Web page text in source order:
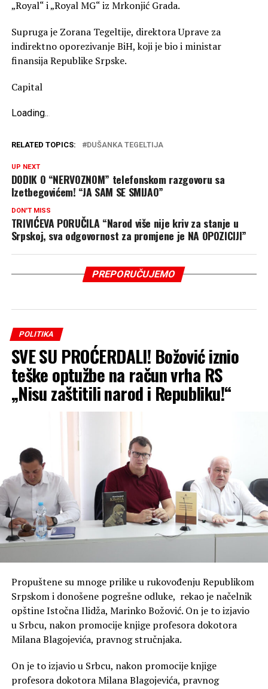
„Royal“ i „Royal MG“ iz Mrkonjić Grada.
Supruga je Zorana Tegeltije, direktora Uprave za
indirektno oporezivanje BiH, koji je bio i ministar
finansija Republike Srpske.
Capital
Loading...
RELATED TOPICS: DUŠANKA TEGELTIJA
UP NEXT
DODIK O “NERVOZNOM” telefonskom razgovoru sa
Izetbegovićem! “JA SAM SE SMIJAO”
DON'T MISS
TRIVIĆEVA PORUČILA “Narod više nije kriv za stanje u
Srpskoj, sva odgovornost za promjene je NA OPOZICIJI”
PREPORUČUJEMO
POLITIKA
SVE SU PROĆERDALI! Božović iznio
teške optužbe na račun vrha RS
„Nisu zaštitili narod i Republiku!“
Propuštene su mnoge prilike u rukovođenju Republikom
Srpskom i donošene pogrešne odluke, rekao je načelnik
opštine Istočna Ilidža, Marinko Božović. On je to izjavio
u Srbcu, nakon promocije knjige profesora dokotora
Milana Blagojevića, pravnog stručnjaka.
On je to izjavio u Srbcu, nakon promocije knjige
profesora dokotora Milana Blagojevića, pravnog